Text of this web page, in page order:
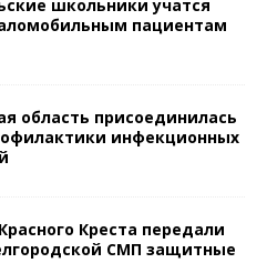
школьники учатся
пациентам
область присоединилась
инфекционных
Креста передали
СМП защитные